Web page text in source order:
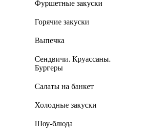
Фуршетные закуски
Горячие закуски
Выпечка
Сендвичи. Круассаны.
Бургеры
Салаты на банкет
Холодные закуски
Шоу-блюда